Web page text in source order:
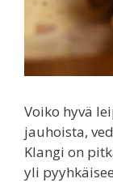
Voiko hyvä
jauhoista,
Klangi on
yli